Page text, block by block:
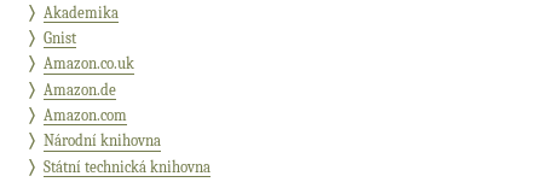
Akademika
Gnist
Amazon.co.uk
Amazon.de
Amazon.com
Národní knihovna
Státní technická knihovna